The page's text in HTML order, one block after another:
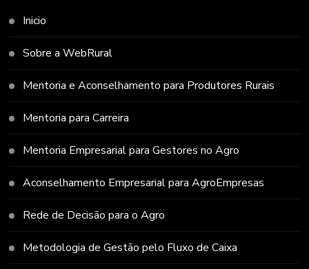
Inicio
Sobre a WebRural
Mentoria e Aconselhamento para Produtores Rurais
Mentoria para Carreira
Mentoria Empresarial para Gestores no Agro
Aconselhamento Empresarial para AgroEmpresas
Rede de Decisão para o Agro
Metodologia de Gestão pelo Fluxo de Caixa